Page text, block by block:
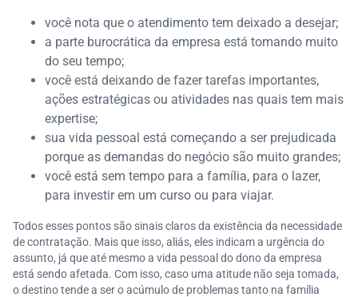
você nota que o atendimento tem deixado a desejar;
a parte burocrática da empresa está tomando muito
do seu tempo;
você está deixando de fazer tarefas importantes,
ações estratégicas ou atividades nas quais tem mais
expertise;
sua vida pessoal está começando a ser prejudicada
porque as demandas do negócio são muito grandes;
você está sem tempo para a família, para o lazer,
para investir em um curso ou para viajar.
Todos esses pontos são sinais claros da existência da necessidade
de contratação. Mais que isso, aliás, eles indicam a urgência do
assunto, já que até mesmo a vida pessoal do dono da empresa
está sendo afetada. Com isso, caso uma atitude não seja tomada,
o destino tende a ser o acúmulo de problemas tanto na família